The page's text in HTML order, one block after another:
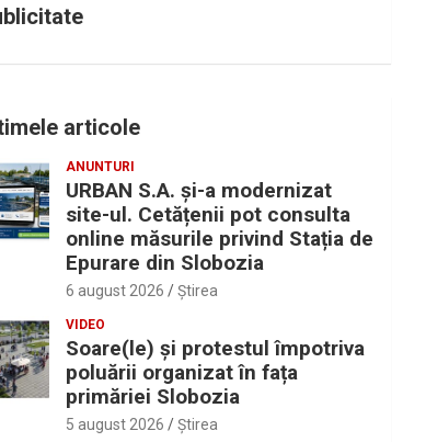
articole
ANUNTURI
URBAN S.A. și-a modernizat
site-ul. Cetățenii pot consulta
online măsurile privind Stația de
Epurare din Slobozia
6 august 2026 Ştirea
VIDEO
Soare(le) și protestul împotriva
poluării organizat în fața
primăriei Slobozia
5 august 2026 Ştirea